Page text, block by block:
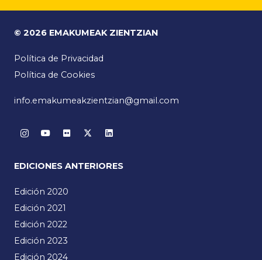
© 2026 EMAKUMEAK ZIENTZIAN
Política de Privacidad
Política de Cookies
info.emakumeakzientzian@gmail.com
EDICIONES ANTERIORES
Edición 2020
Edición 2021
Edición 2022
Edición 2023
Edición 2024